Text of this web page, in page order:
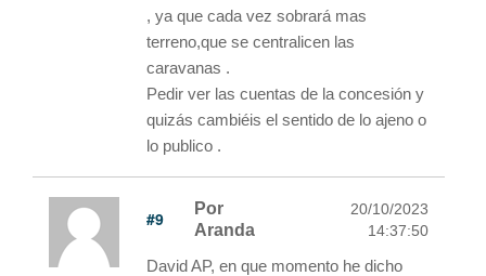
, ya que cada vez sobrará mas
terreno,que se centralicen las
caravanas .
Pedir ver las cuentas de la concesión y
quizás cambiéis el sentido de lo ajeno o
lo publico .
#9
Por
Aranda
20/10/2023
14:37:50
David AP, en que momento he dicho